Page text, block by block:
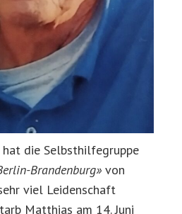
hat die Selbsthilfegruppe
Brandenburg»von
viel Leidenschaft
Matthias am 14. Juni